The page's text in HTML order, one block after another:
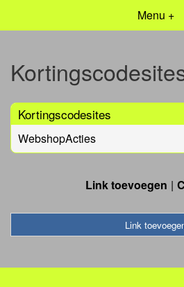
Menu +
Kortingscodesites
WebshopActies
Link toevoegen
Link